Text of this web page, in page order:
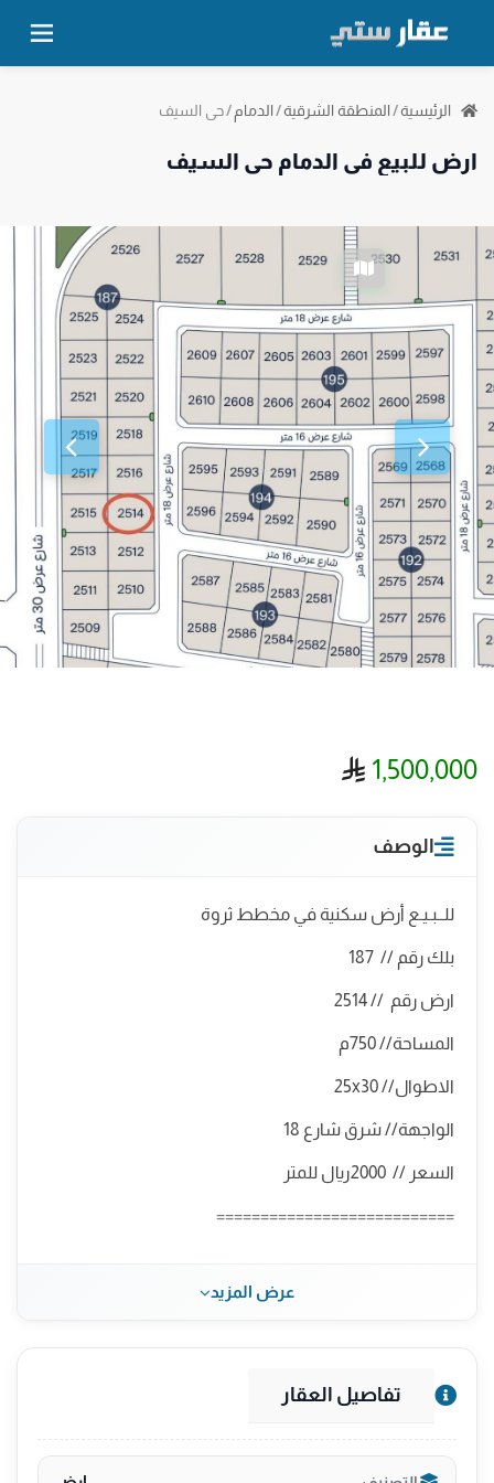
الرئيسية/المنطقة الشرقية/الدمام /حي السيف
ارض للبيع في الدمام حي السيف
1,500,000
الوصف
للــبـيـع أرض سكنية في مخطط ثروة
بلك رقم // 187
ارض رقم // 2514
المساحة// 750م
الاطوال// 25x30
الواجهة// شرق شارع 18
السعر // 2000﷼ للمتر
===========================
يوجد لدينا عروض أخرى مساحات مختلفة وأسعار مناسبة
عرض المزيد
تفاصيل العقار